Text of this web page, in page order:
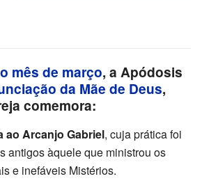
mês de março, a Apódosis
da Mãe de Deus,
comemora:
ao Arcanjo Gabriel, cuja prática foi
antigos àquele que ministrou os
e inefáveis Mistérios.